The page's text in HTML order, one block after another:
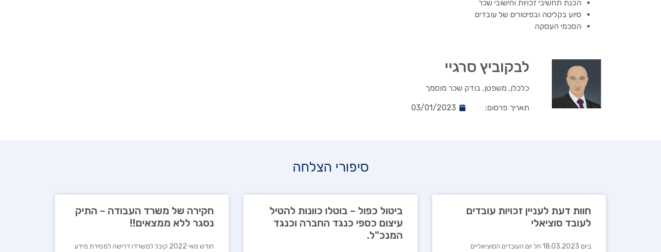
הכנת תחשיבי זכויות וחישובי שכר
סיוע בקליטה ובפיטורים של עובדים
הסכמי העסקה
לבקוביץ סרגיי
כלכלן, משפטן, בודק שכר מוסמך
תאריך פרסום: 03/01/2023
סיפורי הצלחה
חוות דעת לעניין זכויות עובדים
לעובד סוציאלי
ביום 18.03.2023 חל יום העובדים הסוציאליים
ביטול כפול – בוטלו כוונות להטיל
עיצום כספי כנגד החברה וכנגד
המנכ"ל.
חקירה של משרד העבודה – התיק
נסגר ללא ממצאים!!
חודש מאי 2022 קיבל למשרדו דרישה למסירת מידע